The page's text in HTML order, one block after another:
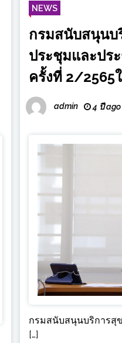
NEWS
กรมสนับสนุนบ
ประชุมและปร
ครั้งที่ 2/2565
admin 4 ปี ago
กรมสนับสนุนบริการสุ
[…]